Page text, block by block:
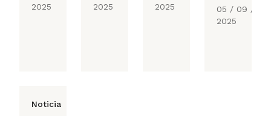
2025
2025
2025
05 / 09 /
2025
Noticia